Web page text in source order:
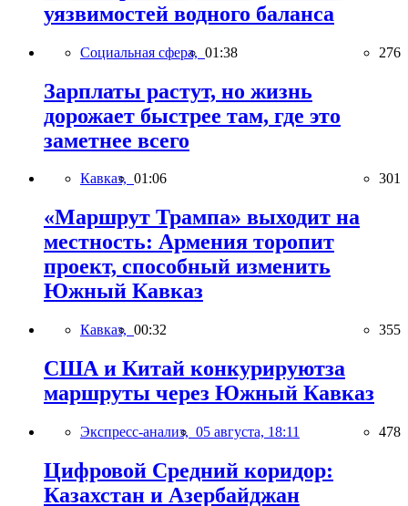
уязвимостей водного баланса
Социальная сфера, 01:38 276
Зарплаты растут, но жизнь
дорожает быстрее там, где это
заметнее всего
Кавказ, 01:06 301
«Маршрут Трампа» выходит на
местность: Армения торопит
проект, способный изменить
Южный Кавказ
Кавказ, 00:32 355
США и Китай конкурируютза
маршруты через Южный Кавказ
Экспресс-анализ, 05 августа, 18:11 478
Цифровой Средний коридор:
Казахстан и Азербайджан